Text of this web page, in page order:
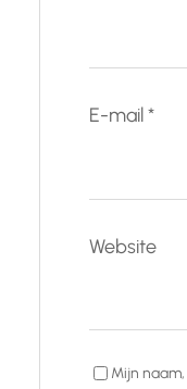
E-mail*
Website
Mijn